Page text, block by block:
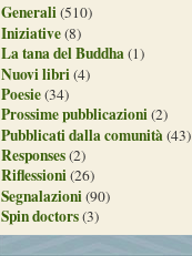
Generali(510)
Iniziative(8)
La tana del Buddha(1)
Nuovi libri(4)
Poesie(34)
Prossime pubblicazioni(2)
Pubblicati dalla comunità(43)
Responses(2)
Riflessioni(26)
Segnalazioni(90)
Spin doctors(3)